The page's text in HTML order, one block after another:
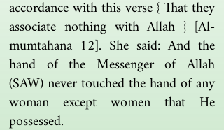
accordance with this verse { That they
associate nothing with Allah } [Al-
mumtahana 12]. She said: And the
hand of the Messenger of Allah
(SAW) never touched the hand of any
woman except women that He
possessed.